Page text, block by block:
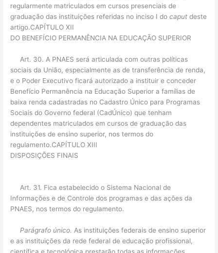
regularmente matriculados em cursos presenciais de
graduação das instituições referidas no inciso I docaput deste
artigo.CAPÍTULO XII
DO BENEFÍCIO PERMANÊNCIA NA EDUCAÇÃO SUPERIOR
Art. 30. A PNAES será articulada com outras políticas
sociais da União, especialmente as de transferência de renda,
e o Poder Executivo ficará autorizado a instituir e conceder
Benefício Permanência na Educação Superior a famílias de
baixa renda cadastradas no Cadastro Único para Programas
Sociais do Governo federal (CadÚnico) que tenham
dependentes matriculados em cursos de graduação das
instituições de ensino superior, nos termos do
regulamento.CAPÍTULO XIII
DISPOSIÇÕES FINAIS
Art. 31. Fica estabelecido o Sistema Nacional de
Informações e de Controle dos programas e das ações da
PNAES, nos termos do regulamento.
Parágrafo único.As instituições federais de ensino superior
e as instituições da rede federal de educação profissional,